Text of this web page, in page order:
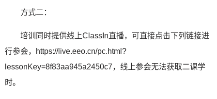
方式二：
培训同时提供线上ClassIn直播，可直接点击下列链接进
行参会，
https://live.eeo.cn/pc.html?
lessonKey=8f83aa945a2450c7，线上参会无法获取二课学
时。